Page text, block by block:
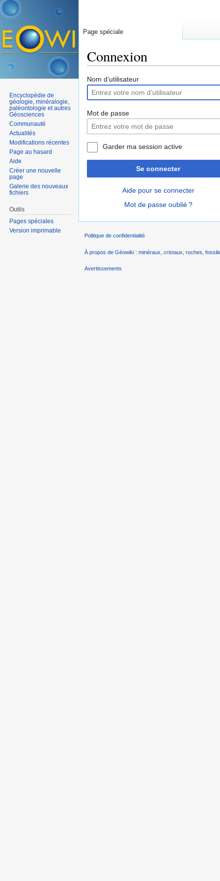
Connexion
Nom d’utilisateur
Mot de passe
Garder ma session active
Se connecter
Aide pour se connecter
Mot de passe oublié ?
Page spéciale
Encyclopédie de
géologie, minéralogie,
paléontologie et autres
Géosciences
Communauté
Actualités
Modifications récentes
Page au hasard
Aide
Créer une nouvelle
page
Galerie des nouveaux
fichiers
Outils
Pages spéciales
Version imprimable
Politique de confidentialité
À propos de Géowiki : minéraux, cristaux, roches,
Avertissements